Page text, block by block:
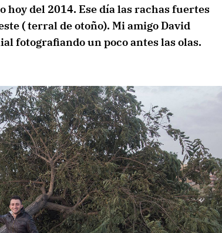
hoy del 2014. Ese día las rachas fuertes
( terral de otoño). Mi amigo David
fotografiando un poco antes las olas.